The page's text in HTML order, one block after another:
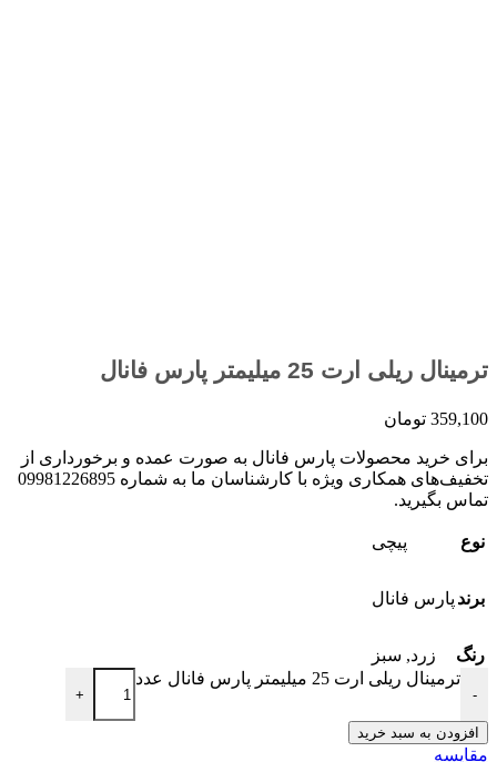
ترمینال ریلی ارت 25 میلیمتر پارس فانال
359,100 تومان
برای خرید محصولات پارس فانال به صورت عمده و برخورداری از
تخفیف‌های همکاری ویژه با کارشناسان ما به شماره 09981226895
تماس بگیرید.
نوع پیچی
برند پارس فانال
رنگ زرد, سبز
-
ترمینال ریلی ارت 25 میلیمتر پارس فانال عدد
+
افزودن به سبد خرید
مقايسه